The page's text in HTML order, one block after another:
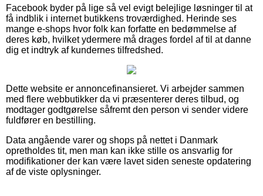
Facebook byder på lige så vel evigt belejlige løsninger til at
få indblik i internet butikkens troværdighed. Herinde ses
mange e-shops hvor folk kan forfatte en bedømmelse af
deres køb, hvilket ydermere må drages fordel af til at danne
dig et indtryk af kundernes tilfredshed.
Dette website er annoncefinansieret. Vi arbejder sammen
med flere webbutikker da vi præsenterer deres tilbud, og
modtager godtgørelse såfremt den person vi sender videre
fuldfører en bestilling.
Data angående varer og shops på nettet i Danmark
opretholdes tit, men man kan ikke stille os ansvarlig for
modifikationer der kan være lavet siden seneste opdatering
af de viste oplysninger.